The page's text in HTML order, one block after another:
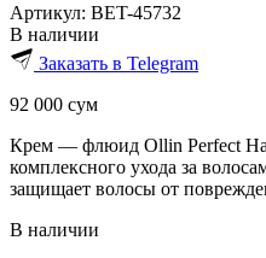
Артикул: BET-45732
В наличии
Заказать в Telegram
92 000 сум
Крем — флюид Ollin Perfect
комплексного ухода за
защищает волосы от
В наличии